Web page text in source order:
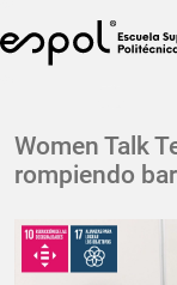
La ESPOL
Educación
Vida politécnica
Investigación
Women Talk
rompiendo